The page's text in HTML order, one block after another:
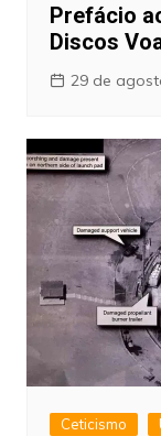
Prefácio
Discos
29 de
Ceticismo